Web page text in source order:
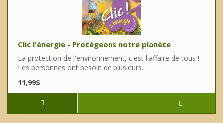
Clic l'énergie - Protégeons notre planète
La protection de l'environnement, c'est l'affaire de tous !
Les personnes ont besoin de plusieurs..
11,99$